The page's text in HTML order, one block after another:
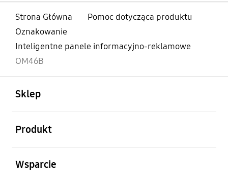
Strona Główna
Pomoc dotycząca produktu
Oznakowanie
Inteligentne panele informacyjno-reklamowe
OM46B
Sklep
Produkt
Wsparcie